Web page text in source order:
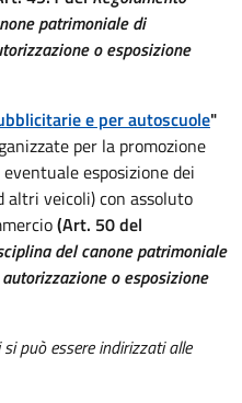
patrimoniale di
o esposizione
e per autoscuole"
per la promozione
esposizione dei
altri veicoli) con assoluto
(Art. 50 del
del canone patrimoniale
o esposizione
può essere indirizzati alle